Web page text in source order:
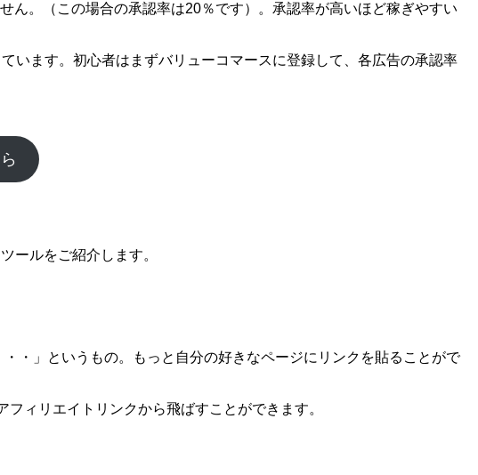
ん。（この場合の承認率は20％です）。承認率が高いほど稼ぎやすい
います。初心者はまずバリューコマースに登録して、各広告の承認率
ールをご紹介します。
・」というもの。もっと自分の好きなページにリンクを貼ることがで
ィリエイトリンクから飛ばすことができます。